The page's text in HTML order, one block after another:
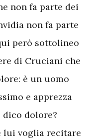
non fa parte dei
non fa parte
però sottolineo
di Cruciani che
è un uomo
e apprezza
dico dolore?
lui voglia recitare